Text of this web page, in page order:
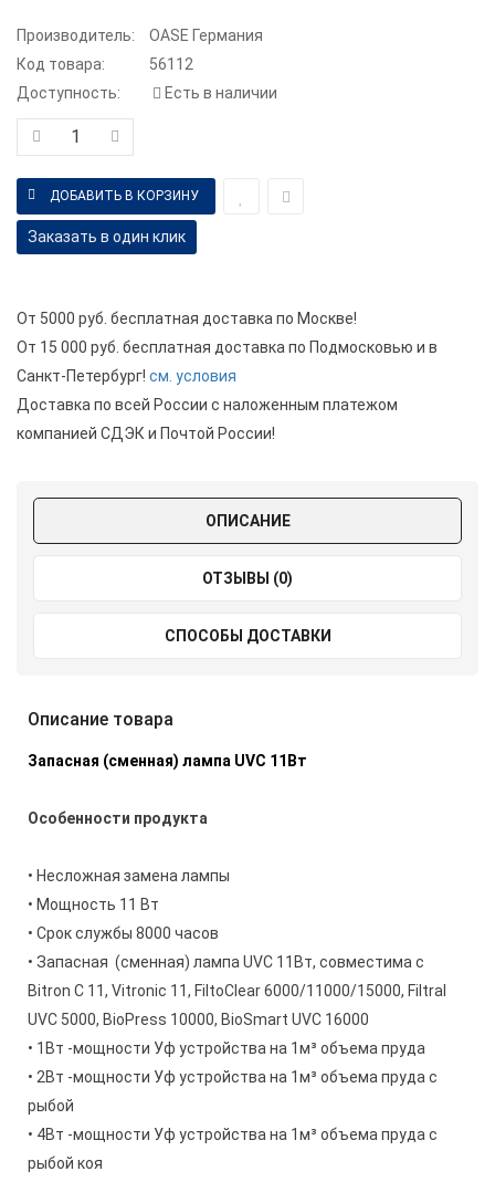
Производитель:
OASE Германия
Код товара:
56112
Доступность:
Есть в наличии
Заказать в один клик
От 5000 руб. бесплатная доставка по Москве!
От 15 000 руб. бесплатная доставка по Подмосковью и в
Санкт-Петербург! см. условия
Доставка по всей России с наложенным платежом
компанией СДЭК и Почтой России!
ОПИСАНИЕ
ОТЗЫВЫ (0)
СПОСОБЫ ДОСТАВКИ
Описание товара
Запасная (сменная) лампа UVC 11Вт
Особенности продукта
• Несложная замена лампы
• Мощность 11 Вт
• Срок службы 8000 часов
• Запасная (сменная) лампа UVC 11Вт, совместима с
Bitron C 11, Vitronic 11, FiltoClear 6000/11000/15000, Filtral
UVC 5000, BioPress 10000, BioSmart UVC 16000
• 1Вт -мощности Уф устройства на 1м³ объема пруда
• 2Вт -мощности Уф устройства на 1м³ объема пруда с
рыбой
• 4Вт -мощности Уф устройства на 1м³ объема пруда с
рыбой коя